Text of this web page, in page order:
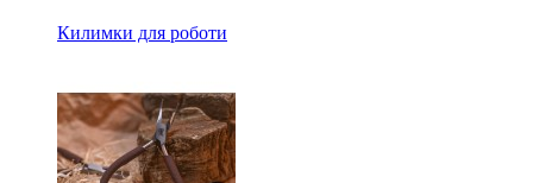
Килимки для роботи